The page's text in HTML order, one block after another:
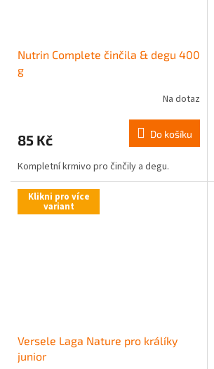
Nutrin Complete činčila & degu 400
g
Na dotaz
85 Kč Do košíku
Kompletní krmivo pro činčily a degu.
Klikni pro více
variant
Versele Laga Nature pro králíky
junior